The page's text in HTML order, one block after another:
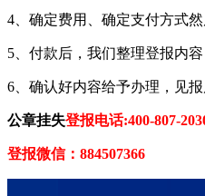
4、确定费用、确定支付方式然
5、付款后，我们整理登报内
6、确认好内容给予办理，见
公章挂失登报电话:400-807-
登报微信：884507366